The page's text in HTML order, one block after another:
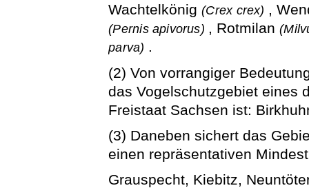
Wachtelkönig(Crex crex) ,
(Pernis apivorus) , Rotmilan
parva) .
(2) Von vorrangiger
das Vogelschutzgebiet eines
Freistaat Sachsen ist:
(3) Daneben sichert das
einen repräsentativen
Grauspecht, Kiebitz,